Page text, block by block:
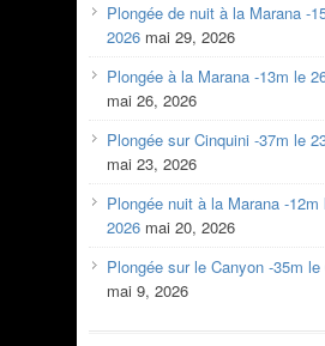
Plongée de nuit à la Marana -
2026 mai 29, 2026
Plongée à la Marana -13m le
mai 26, 2026
Plongée sur Cinquini -37m le
mai 23, 2026
Plongée nuit à la Marana -12m
2026 mai 20, 2026
Plongée sur le Canyon -35m le
mai 9, 2026